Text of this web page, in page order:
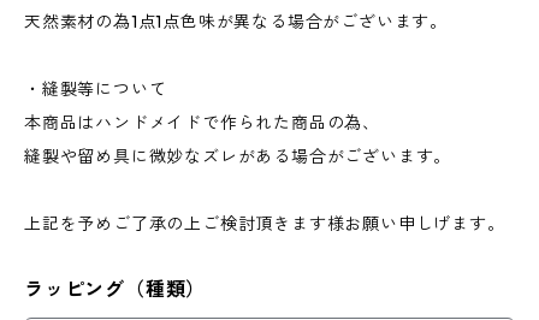
天然素材の為1点1点色味が異なる場合がございます。
・縫製等について
本商品はハンドメイドで作られた商品の為、
縫製や留め具に微妙なズレがある場合がございます。
上記を予めご了承の上ご検討頂きます様お願い申しげます。
ラッピング（種類）